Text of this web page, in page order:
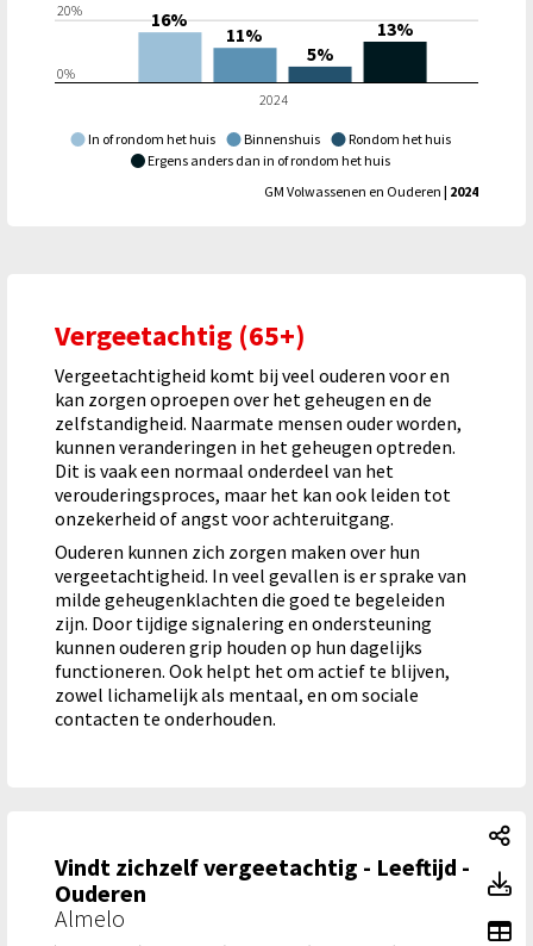
In of rondom het huis Binnenshuis
Rondom het huis
Ergens anders dan in of rondom het huis
2024
0%
20% 16%
11%
5%
13%
GM Volwassenen en Ouderen | 2024
Vergeetachtig (65+)
Vergeetachtigheid komt bij veel ouderen voor en
kan zorgen oproepen over het geheugen en de
zelfstandigheid. Naarmate mensen ouder worden,
kunnen veranderingen in het geheugen optreden.
Dit is vaak een normaal onderdeel van het
verouderingsproces, maar het kan ook leiden tot
onzekerheid of angst voor achteruitgang.
Ouderen kunnen zich zorgen maken over hun
vergeetachtigheid. In veel gevallen is er sprake van
milde geheugenklachten die goed te begeleiden
zijn. Door tijdige signalering en ondersteuning
kunnen ouderen grip houden op hun dagelijks
functioneren. Ook helpt het om actief te blijven,
zowel lichamelijk als mentaal, en om sociale
contacten te onderhouden.
Vindt zichzelf vergeetachtig - Leeftijd -
Ouderen
Almelo